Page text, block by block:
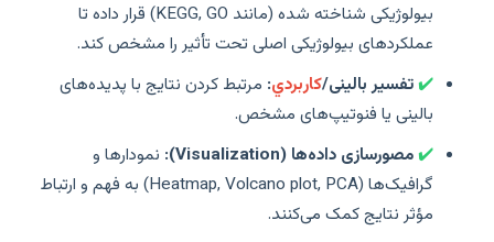
بیولوژیکی شناخته شده (مانند KEGG, GO) قرار داده تا
عملکردهای بیولوژیکی اصلی تحت تأثیر را مشخص کند.
✔️تفسیر بالینی/کاربردي: مرتبط کردن نتایج با پدیده‌های
بالینی یا فنوتیپ‌های مشخص.
✔️مصورسازی داده‌ها (Visualization):
نمودارها و
گرافیک‌ها (Heatmap, Volcano plot, PCA) به فهم و ارتباط
مؤثر نتایج کمک می‌کنند.